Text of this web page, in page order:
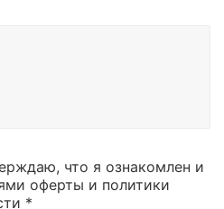
что я ознакомлен и
оферты и политики
*